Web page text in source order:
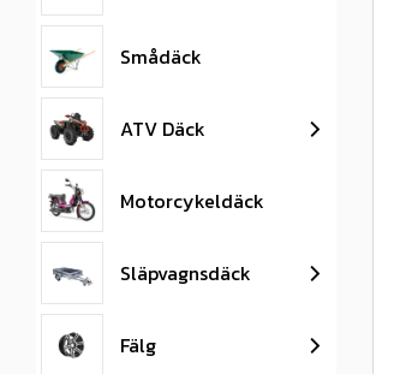
Smådäck
ATV Däck
Motorcykeldäck
Släpvagnsdäck
Fälg